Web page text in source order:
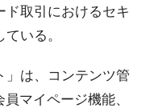
取引におけるセキ
いる。
」は、コンテンツ管
マイページ機能、